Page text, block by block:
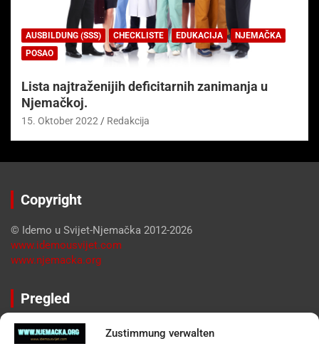
Zustimmung verwalten
AUSBILDUNG (SSS) CHECKLISTE EDUKACIJA
NJEMAČKA
POSAO
Lista najtraženijih deficitarnih zanimanja u
Njemačkoj.
15. Oktober 2022 Redakcija
Copyright
© Idemo u Svijet-Njemačka 2012-2026
www.idemousvijet.com
www.njemacka.org
Pregled
Impressum
Datenschutzerklärung